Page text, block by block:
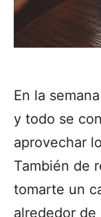
En la
y todo se
aprovechar
También de
tomarte un
alrededor de